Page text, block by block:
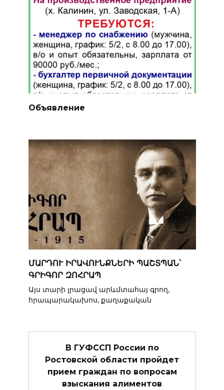
Объявление
ՄԱՐԴՈՒ ԻՐԱՎՈՒՆՔՆԵՐԻ ՊԱՇՏՊԱՆ՝
ԳՐԻԳՈՐ ԶՈՀՐԱՊ
Այս տարի լրացավ արևմտահայ գրող,
հրապարակախոս, քաղաքական
В ГУФССП России по
Ростовской области пройдет
прием граждан по вопросам
взыскания алиментов